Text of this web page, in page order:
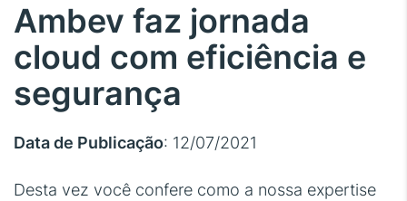
Ambev faz jornada
cloud com eficiência e
segurança
Data de Publicação: 12/07/2021
Desta vez você confere como a nossa expertise